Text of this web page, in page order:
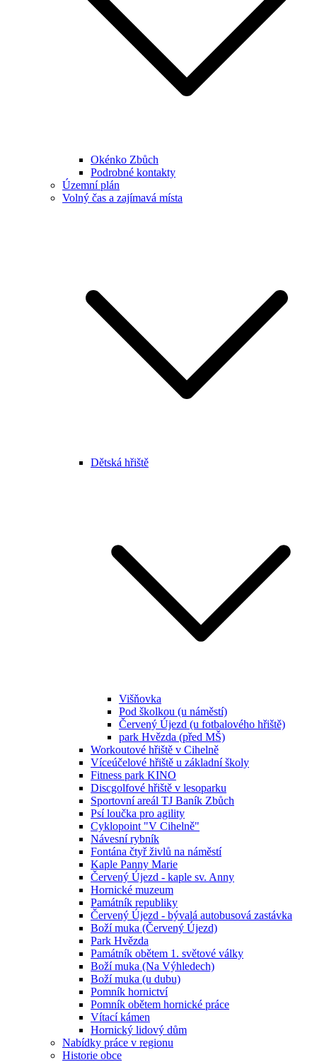
Okénko Zbůch
Podrobné kontakty
Územní plán
Volný čas a zajímavá místa
Dětská hřiště
Višňovka
Pod školkou (u náměstí)
Červený Újezd (u fotbalového hřiště)
park Hvězda (před MŠ)
Workoutové hřiště v Cihelně
Víceúčelové hřiště u základní školy
Fitness park KINO
Discgolfové hřiště v lesoparku
Sportovní areál TJ Baník Zbůch
Psí loučka pro agility
Cyklopoint "V Cihelně"
Návesní rybník
Fontána čtyř živlů na náměstí
Kaple Panny Marie
Červený Újezd - kaple sv. Anny
Hornické muzeum
Památník republiky
Červený Újezd - bývalá autobusová zastávka
Boží muka (Červený Újezd)
Park Hvězda
Památník obětem 1. světové války
Boží muka (Na Výhledech)
Boží muka (u dubu)
Pomník hornictví
Pomník obětem hornické práce
Vítací kámen
Hornický lidový dům
Nabídky práce v regionu
Historie obce